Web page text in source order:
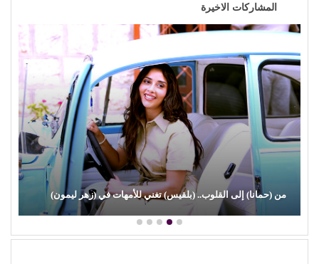
المشاركات الاخيرة
(علي الألفي) يعود بقوة.. ويفاجئ جمهوره بـ (مش رايح الساحل)